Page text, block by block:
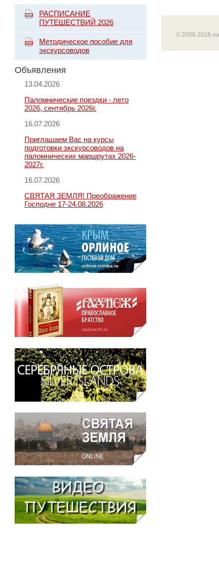
РАСПИСАНИЕ
ПУТЕШЕСТВИЙ 2026
Методическое пособие для
экскурсоводов
Объявления
13.04.2026
Паломнические поездки - лето
2026, сентябрь 2026г.
16.07.2026
Приглашаем Вас на курсы
подготовки экскурсоводов на
паломнических маршрутах 2026-
2027г.
16.07.2026
СВЯТАЯ ЗЕМЛЯ! Преображение
Господне 17-24.08.2026
© 2008-2026